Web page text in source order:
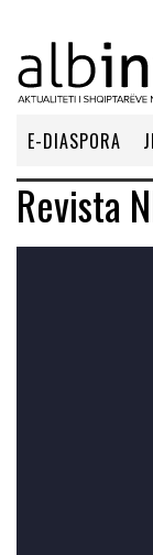
E-DIASPORA
Revista